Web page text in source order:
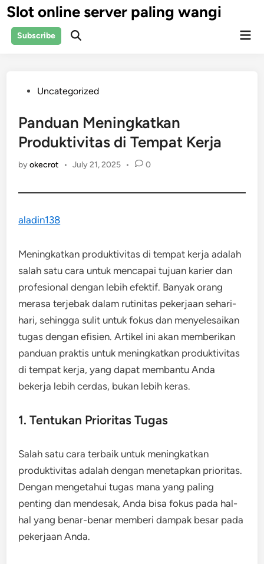
Skip
to
content
Slot online server paling wangi
Subscribe
Open
PostedUncategorized
Panduan Meningkatkan
Produktivitas di Tempat Kerja
byokecrot • July 21, 2025 • 0
aladin138
Meningkatkan produktivitas di tempat kerja adalah
salah satu cara untuk mencapai tujuan karier dan
profesional dengan lebih efektif. Banyak orang
merasa terjebak dalam rutinitas pekerjaan sehari-
hari, sehingga sulit untuk fokus dan menyelesaikan
tugas dengan efisien. Artikel ini akan memberikan
panduan praktis untuk meningkatkan produktivitas
di tempat kerja, yang dapat membantu Anda
bekerja lebih cerdas, bukan lebih keras.
1. Tentukan Prioritas Tugas
Salah satu cara terbaik untuk meningkatkan
produktivitas adalah dengan menetapkan prioritas.
Dengan mengetahui tugas mana yang paling
penting dan mendesak, Anda bisa fokus pada hal-
hal yang benar-benar memberi dampak besar pada
pekerjaan Anda.